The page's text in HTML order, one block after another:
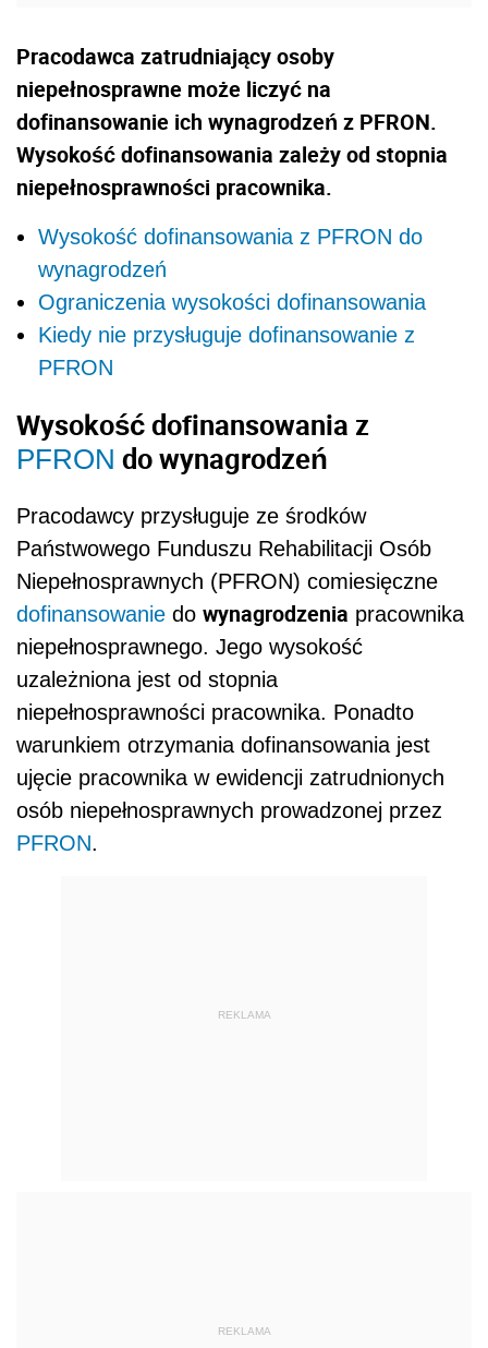
Pracodawca zatrudniający osoby
niepełnosprawne może liczyć na
dofinansowanie ich wynagrodzeń z PFRON.
Wysokość dofinansowania zależy od stopnia
niepełnosprawności pracownika.
Wysokość dofinansowania z PFRON do
wynagrodzeń
Ograniczenia wysokości dofinansowania
Kiedy nie przysługuje dofinansowanie z
PFRON
Wysokość dofinansowania z
PFRON do wynagrodzeń
Pracodawcy przysługuje ze środków
Państwowego Funduszu Rehabilitacji Osób
Niepełnosprawnych (PFRON) comiesięczne
dofinansowanie do wynagrodzenia pracownika
niepełnosprawnego. Jego wysokość
uzależniona jest od stopnia
niepełnosprawności pracownika. Ponadto
warunkiem otrzymania dofinansowania jest
ujęcie pracownika w ewidencji zatrudnionych
osób niepełnosprawnych prowadzonej przez
PFRON.
REKLAMA
REKLAMA